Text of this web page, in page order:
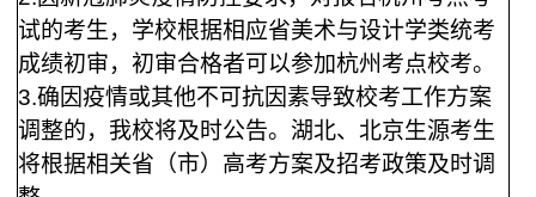
试的考生，学校根据相应省美术与设计学类统考
成绩初审，初审合格者可以参加杭州考点校考。
3.确因疫情或其他不可抗因素导致校考工作方案
调整的，我校将及时公告。湖北、北京生源考生
将根据相关省（市）高考方案及招考政策及时调